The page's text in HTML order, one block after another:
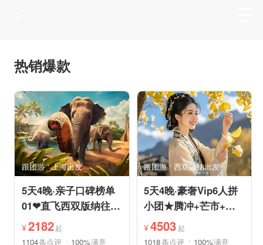
热销爆款
跟团游 上海出发
5天4晚·亲子口碑榜单
01❤直飞西双版纳往返
机票❤拼小团轻奢0购
物纯玩
¥2182起
1104条点评 100%满意
跟团游 西双版纳出发
5天4晚·豪奢Vip6人拼
小团★腾冲+芒市+瑞
丽★直飞往返轻松旅途
¥4503 起
1018条点评 100%满意